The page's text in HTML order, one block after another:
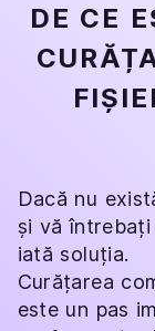
DE CE
Dacă nu
și vă
iată soluția.
Curățarea
este un pas